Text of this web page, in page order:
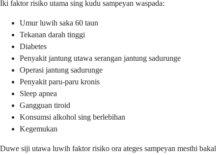
Iki faktor risiko utama sing kudu sampeyan waspada:
Umur luwih saka 60 taun
Tekanan darah tinggi
Diabetes
Penyakit jantung utawa serangan jantung sadurunge
Operasi jantung sadurunge
Penyakit paru-paru kronis
Sleep apnea
Gangguan tiroid
Konsumsi alkohol sing berlebihan
Kegemukan
Duwe siji utawa luwih faktor risiko ora ateges sampeyan mesthi bakal